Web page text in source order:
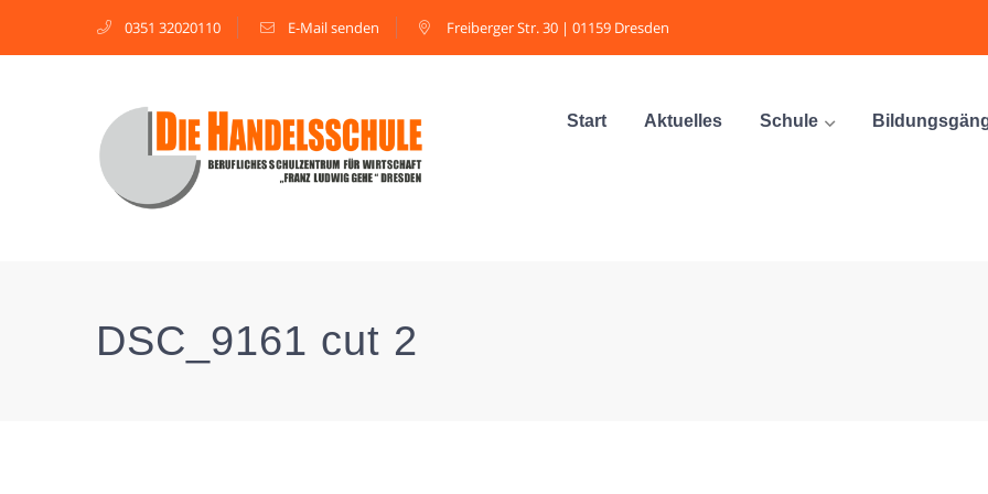
0351 32020110 E-Mail senden Freiberger Str. 30 | 01159 Dresden
Start Aktuelles Schule
DSC_9161 cut 2